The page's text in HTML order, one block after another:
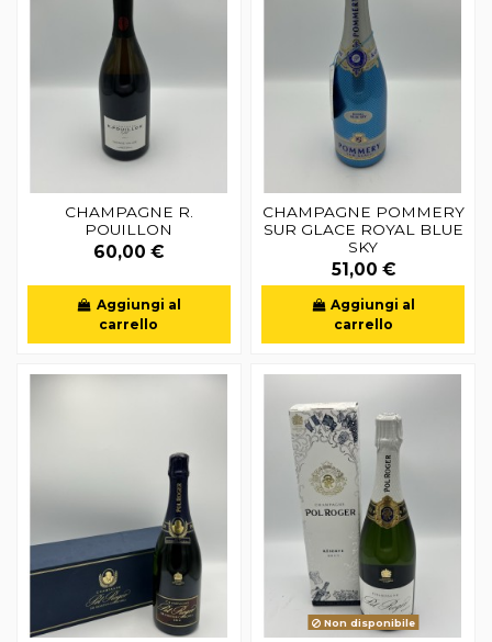
CHAMPAGNE R.
POUILLON
60,00 €
Aggiungi al
carrello
CHAMPAGNE POMMERY
SUR GLACE ROYAL BLUE
SKY
51,00 €
Aggiungi al
carrello
Non disponibile